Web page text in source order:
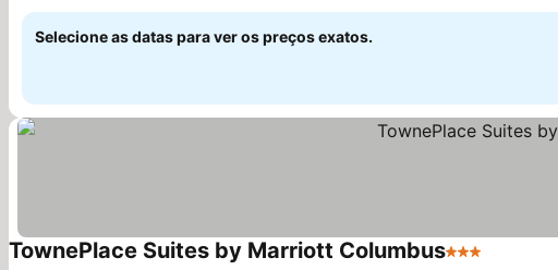
Selecione as datas para ver os preços exatos.
TownePlace Suites by Marriott Columbus3 Estrelas